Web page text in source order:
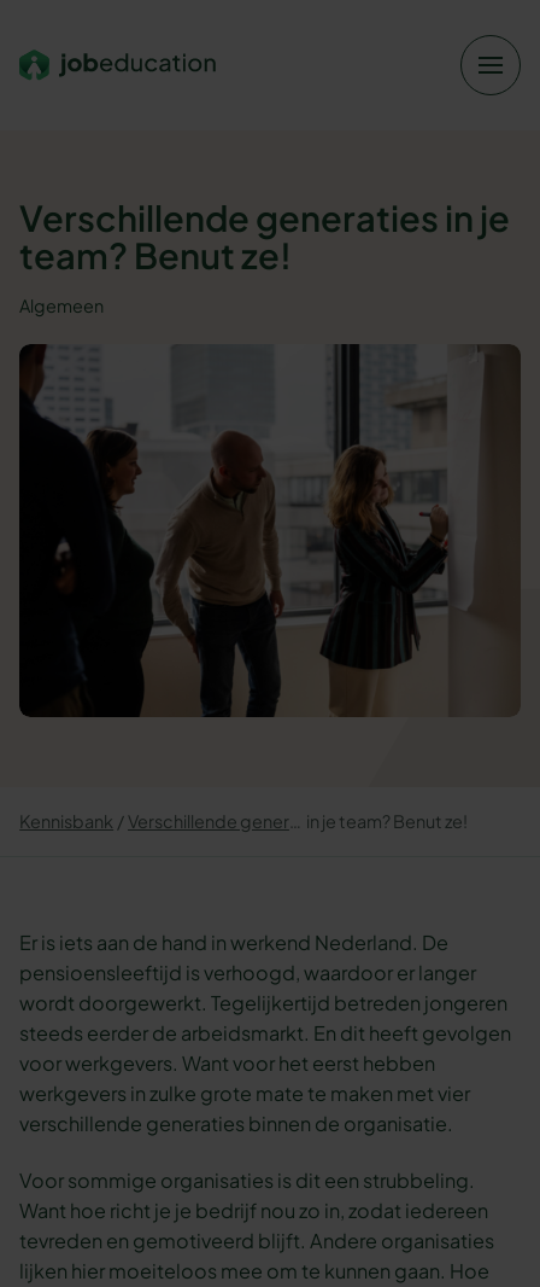
Verschillende generaties in je
team? Benut ze!
Algemeen
Kennisbank Verschillende generaties in je team? Benut ze!
Er is iets aan de hand in werkend Nederland. De
pensioensleeftijd is verhoogd, waardoor er langer
wordt doorgewerkt. Tegelijkertijd betreden jongeren
steeds eerder de arbeidsmarkt. En dit heeft gevolgen
voor werkgevers. Want voor het eerst hebben
werkgevers in zulke grote mate te maken met vier
verschillende generaties binnen de organisatie.
Voor sommige organisaties is dit een strubbeling.
Want hoe richt je je bedrijf nou zo in, zodat iedereen
tevreden en gemotiveerd blijft. Andere organisaties
lijken hier moeiteloos mee om te kunnen gaan. Hoe